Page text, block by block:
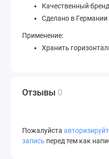
Качественный
Сделано в Германии
Применение:
Хранить
Отзывы 0
Пожалуйста
запись перед тем как